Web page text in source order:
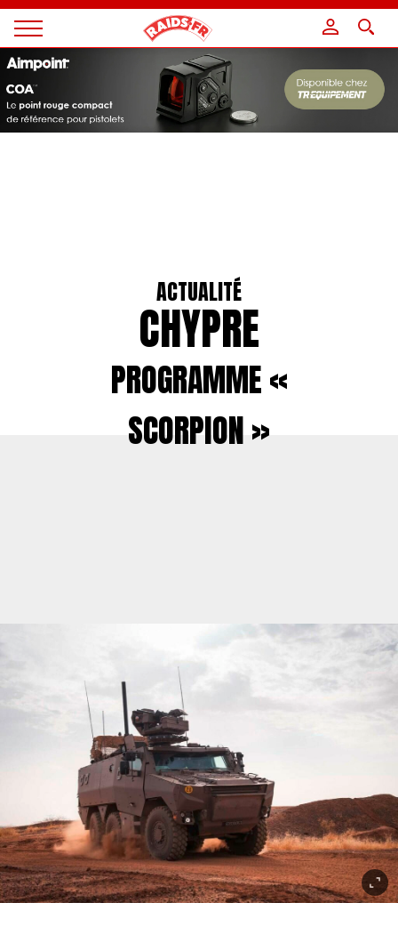
Magazine
Raids
ACTUALITÉ
CHYPRE
PROGRAMME «
SCORPION »
Panneau de gestion des cookies